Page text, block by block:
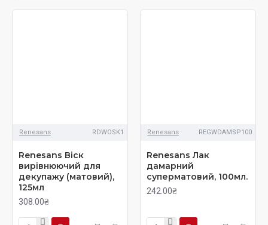
Renesans RDWOSK1
Renesans Віск
вирівнюючий для
декупажу (матовий),
125мл
308.00₴
Renesans REGWDAMSP100
Renesans Лак
дамарний
суперматовий, 100мл.
242.00₴